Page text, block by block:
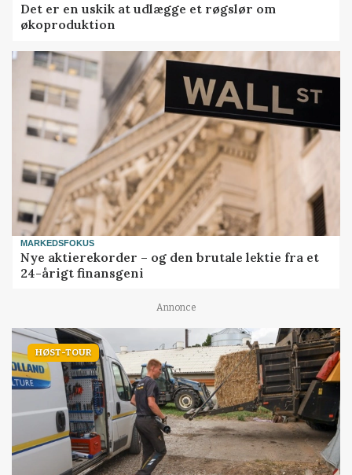
Det er en uskik at udlægge et røgslør om
økoproduktion
MARKEDSFOKUS
Nye aktierekorder – og den brutale lektie fra et
24-årigt finansgeni
Annonce
HØST-TOUR